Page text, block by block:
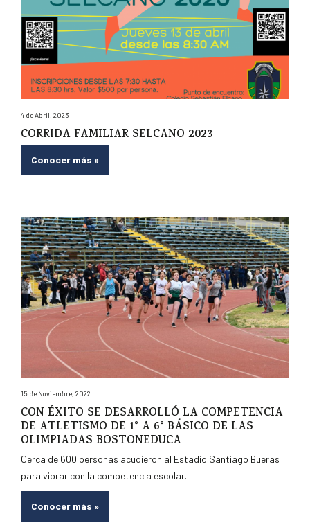
4 de Abril, 2023
CORRIDA FAMILIAR SELCANO 2023
Conocer más »
15 de Noviembre, 2022
CON ÉXITO SE DESARROLLÓ LA COMPETENCIA
DE ATLETISMO DE 1° A 6° BÁSICO DE LAS
OLIMPIADAS BOSTONEDUCA
Cerca de 600 personas acudieron al Estadio Santiago Bueras
para vibrar con la competencia escolar.
Conocer más »